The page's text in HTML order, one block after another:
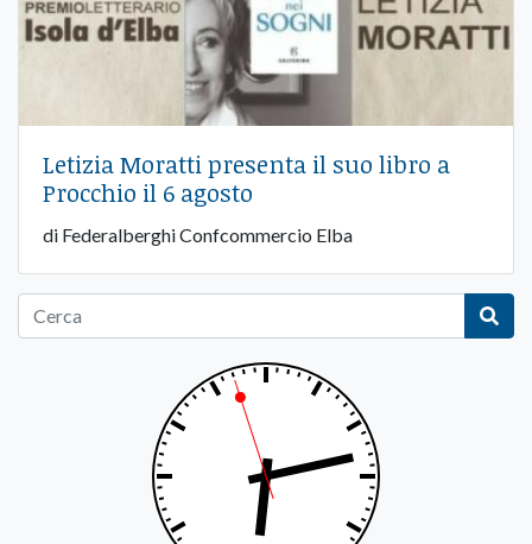
Letizia Moratti presenta il suo libro a
Procchio il 6 agosto
di Federalberghi Confcommercio Elba